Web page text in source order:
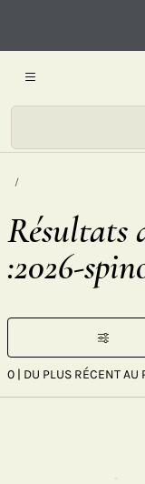
Résultats
:2026-
0 | DU PLUS RÉCENT AU